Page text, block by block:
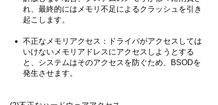
れ、最終的にはメモリ不足によるクラッシュを引き
起こします。
不正なメモリアクセス：ドライバがアクセスしては
いけないメモリアドレスにアクセスしようとする
と、システムはそのアクセスを防ぐため、BSODを
発生させます。